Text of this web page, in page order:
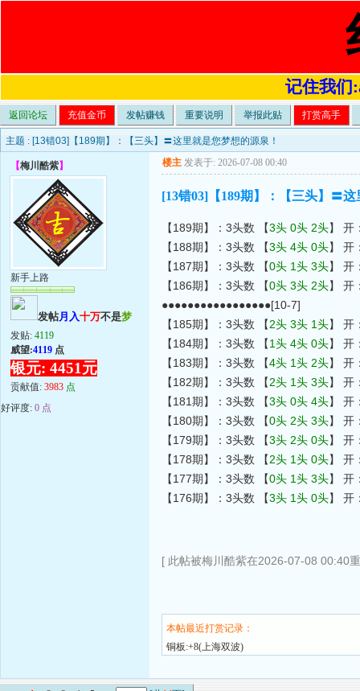
记住我们
返回论坛 充值金币 发帖赚钱 重要说明 举报此贴 打赏高手
主题 : [13错03]【189期】：【三头】〓这里就是您梦想的源泉！
【梅川酷紫】
新手上路
发帖月入十万不是梦
发贴: 4119
威望:4119 点
银元: 4451元
贡献值: 3983 点
好评度: 0 点
楼主 发表于: 2026-07-08 00:40
[13错03]【189期】：【三头】〓
【189期】：3头数 【3头 0头 2头】 开
【188期】：3头数 【3头 4头 0头】 开
【187期】：3头数 【0头 1头 3头】 开
【186期】：3头数 【0头 3头 2头】 开
●●●●●●●●●●●●●●●●●[10-7]
【185期】：3头数 【2头 3头 1头】 开
【184期】：3头数 【1头 4头 0头】 开
【183期】：3头数 【4头 1头 2头】 开
【182期】：3头数 【2头 1头 3头】 开
【181期】：3头数 【3头 0头 4头】 开
【180期】：3头数 【0头 2头 3头】 开
【179期】：3头数 【3头 2头 0头】 开
【178期】：3头数 【2头 1头 0头】 开
【177期】：3头数 【0头 1头 3头】 开
【176期】：3头数 【3头 1头 0头】 开
[ 此帖被梅川酷紫在2026-07-08 00:40
本帖最近打赏记录：
铜板:+8(上海双波)